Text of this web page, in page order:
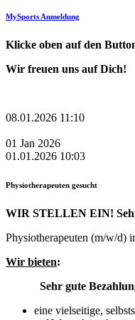
MySports Anmeldung
Klicke oben auf den
Wir freuen uns auf Dich!
08.01.2026 11:10
01 Jan 2026
01.01.2026 10:03
Physiotherapeuten gesucht
WIR STELLEN EIN!
Physiotherapeuten (m/w/d)
Wir bieten:
Sehr gute
eine vielseitige,